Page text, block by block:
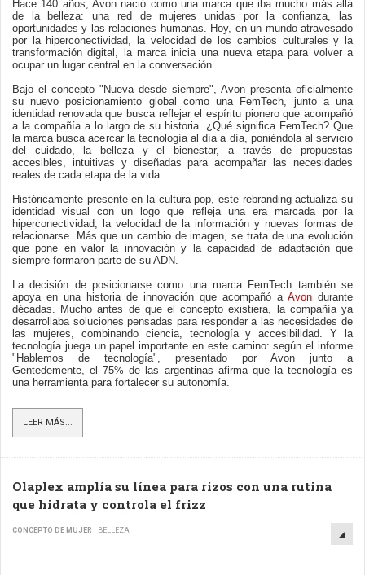
Hace 140 años, Avon nació como una marca que iba mucho más allá
de la belleza: una red de mujeres unidas por la confianza, las
oportunidades y las relaciones humanas. Hoy, en un mundo atravesado
por la hiperconectividad, la velocidad de los cambios culturales y la
transformación digital, la marca inicia una nueva etapa para volver a
ocupar un lugar central en la conversación.
Bajo el concepto "Nueva desde siempre", Avon presenta oficialmente
su nuevo posicionamiento global como una FemTech, junto a una
identidad renovada que busca reflejar el espíritu pionero que acompañó
a la compañía a lo largo de su historia. ¿Qué significa FemTech? Que
la marca busca acercar la tecnología al día a día, poniéndola al servicio
del cuidado, la belleza y el bienestar, a través de propuestas
accesibles, intuitivas y diseñadas para acompañar las necesidades
reales de cada etapa de la vida.
Históricamente presente en la cultura pop, este rebranding actualiza su
identidad visual con un logo que refleja una era marcada por la
hiperconectividad, la velocidad de la información y nuevas formas de
relacionarse. Más que un cambio de imagen, se trata de una evolución
que pone en valor la innovación y la capacidad de adaptación que
siempre formaron parte de su ADN.
La decisión de posicionarse como una marca FemTech también se
apoya en una historia de innovación que acompañó a Avon durante
décadas. Mucho antes de que el concepto existiera, la compañía ya
desarrollaba soluciones pensadas para responder a las necesidades de
las mujeres, combinando ciencia, tecnología y accesibilidad. Y la
tecnología juega un papel importante en este camino: según el informe
"Hablemos de tecnología", presentado por Avon junto a
Gentedemente, el 75% de las argentinas afirma que la tecnología es
una herramienta para fortalecer su autonomía.
LEER MÁS...
Olaplex amplía su línea para rizos con una rutina
que hidrata y controla el frizz
CONCEPTO DE MUJER BELLEZA